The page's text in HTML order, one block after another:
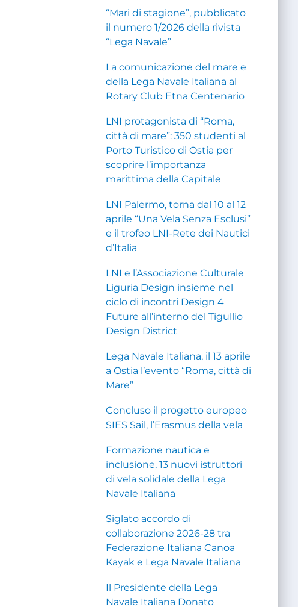
“Mari di stagione”, pubblicato
il numero 1/2026 della rivista
“Lega Navale”
La comunicazione del mare e
della Lega Navale Italiana al
Rotary Club Etna Centenario
LNI protagonista di “Roma,
città di mare”: 350 studenti al
Porto Turistico di Ostia per
scoprire l’importanza
marittima della Capitale
LNI Palermo, torna dal 10 al 12
aprile “Una Vela Senza Esclusi”
e il trofeo LNI-Rete dei Nautici
d’Italia
LNI e l’Associazione Culturale
Liguria Design insieme nel
ciclo di incontri Design 4
Future all’interno del Tigullio
Design District
Lega Navale Italiana, il 13 aprile
a Ostia l’evento “Roma, città di
Mare”
Concluso il progetto europeo
SIES Sail, l’Erasmus della vela
Formazione nautica e
inclusione, 13 nuovi istruttori
di vela solidale della Lega
Navale Italiana
Siglato accordo di
collaborazione 2026-28 tra
Federazione Italiana Canoa
Kayak e Lega Navale Italiana
Il Presidente della Lega
Navale Italiana Donato